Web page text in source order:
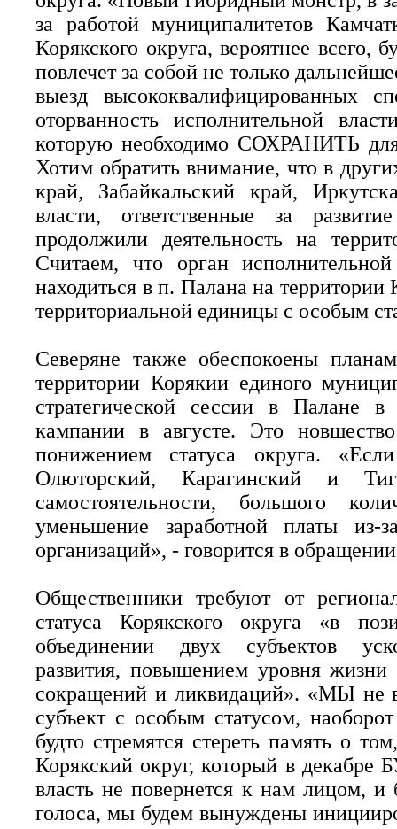
за работой муниципалитетов
Корякского округа, вероятнее всего,
повлечет за собой не только
выезд высококвалифицированных
оторванность исполнительной
которую необходимо СОХРАНИТЬ
Хотим обратить внимание, что в
край, Забайкальский край,
власти, ответственные за
продолжили деятельность на
Считаем, что орган
находиться в п. Палана на территории
территориальной единицы с особым
Северяне также обеспокоены
территории Корякии единого
стратегической сессии в Палане в
кампании в августе. Это
понижением статуса округа.
Олюторский, Карагинский и
самостоятельности, большого
уменьшение заработной платы из-
организаций», - говорится в
Общественники требуют от
статуса Корякского округа «в
объединении двух субъектов
развития, повышением уровня
сокращений и ликвидаций». «МЫ не
субъект с особым статусом,
будто стремятся стереть память о
Корякский округ, который в декабре
власть не повернется к нам лицом, и
голоса, мы будем вынуждены